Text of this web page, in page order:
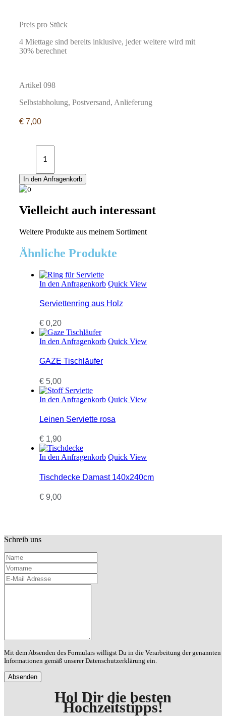
Preis pro Stück
4 Miettage sind bereits inklusive, jeder weitere wird mit
30% berechnet
Artikel 098
Selbstabholung, Postversand, Anlieferung
€ 7,00
In den Anfragenkorb
Vielleicht auch interessant
Weitere Produkte aus meinem Sortiment
Ähnliche Produkte
In den Anfragenkorb Quick View
Serviettenring aus Holz
€ 0,20
In den Anfragenkorb Quick View
GAZE Tischläufer
€ 5,00
In den Anfragenkorb Quick View
Leinen Serviette rosa
€ 1,90
In den Anfragenkorb Quick View
Tischdecke Damast 140x240cm
€ 9,00
Schreib uns
Name
Vorname
E-
Mail
Deine
Mit dem Absenden des Formulars willigst Du in die Verarbeitung der genannten
Informationen gemäß unserer Datenschutzerklärung ein.
Hol Dir die besten
Hochzeitstipps!